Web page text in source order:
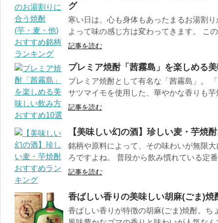
グ
寒い日は、心も身体もあったまるお湯割
よって味の感じ方は変わってきます。 こ
記事を読む
プレミア焼酎「茜霧島」を楽しめる
プレミア焼酎として有名な「茜霧島」。
サツマイモを使用した、華やかな香りも
記事を読む
【美味しい幻の酒】珍しい麦・芋焼
銘柄や原料によって、その味わいが無限
ろですよね。 普段から飲み慣れている定
記事を読む
香ばしい香りの美味しい胡麻(ごま)焼
香ばしい香りが特徴の胡麻(ごま)焼酎。ち